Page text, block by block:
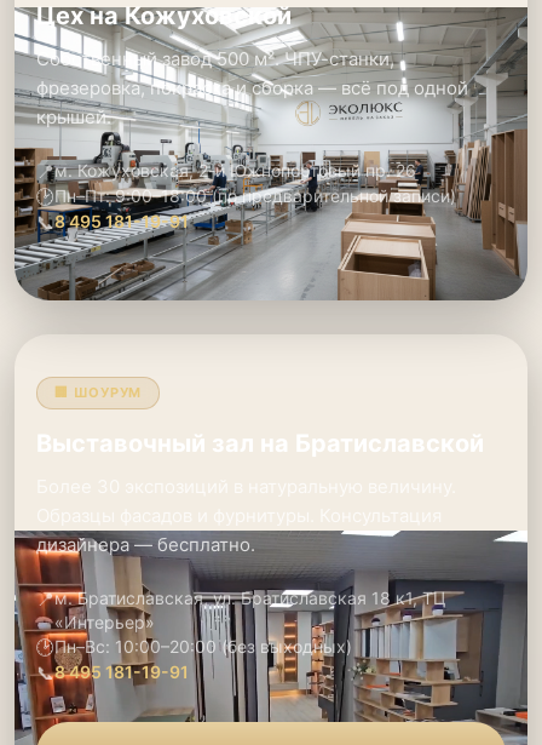
Цех на Кожуховской
Собственный завод 500 м². ЧПУ-станки,
фрезеровка, покраска и сборка — всё под одной
крышей.
📍м. Кожуховская, 2-й Южнопортовый пр. 26
🕑Пн–Пт: 9:00–18:00 (по предварительной записи)
📞8 495 181-19-91
🏢 ШОУРУМ
Выставочный зал на Братиславской
дизайнера — бесплатно.
📍м. Братиславская, ул. Братиславская 18 к1, ТЦ
«Интерьер»
🕑Пн–Вс: 10:00–20:00 (без выходных)
📞8 495 181-19-91